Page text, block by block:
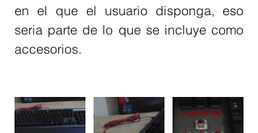
en el que el usuario disponga, eso
seria parte de lo que se incluye como
accesorios.